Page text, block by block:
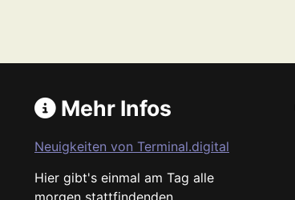
Mehr Infos
Neuigkeiten von Terminal.digital
Hier gibt's einmal am Tag alle
morgen stattfindenden